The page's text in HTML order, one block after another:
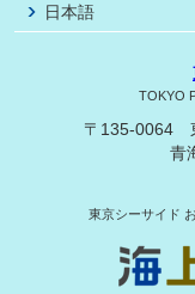
日本語
TOKYO
〒135-0064
青
東京シーサイド